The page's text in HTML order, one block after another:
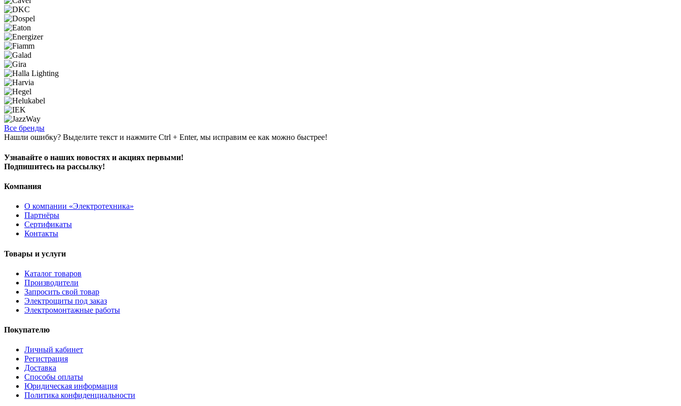
Все бренды
Нашли ошибку? Выделите текст и нажмите Ctrl + Enter, мы исправим ее как можно быстрее!
Узнавайте о наших новостях и акциях первыми!
Подпишитесь на рассылку!
Компания
О компании «Электротехника»
Партнёры
Сертификаты
Контакты
Товары и услуги
Каталог товаров
Производители
Запросить свой товар
Электрощиты под заказ
Электромонтажные работы
Покупателю
Личный кабинет
Регистрация
Доставка
Способы оплаты
Юридическая информация
Политика конфиденциальности